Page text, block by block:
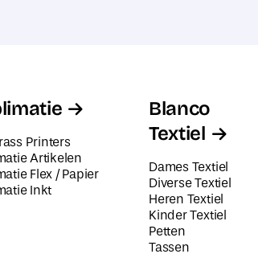
Printers
Artikelen
Flex / Papier
Inkt
Blanco
Textiel
Dames Textiel
Diverse Textiel
Heren Textiel
Kinder Textiel
Petten
Tassen